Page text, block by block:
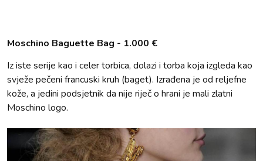
Moschino Baguette Bag - 1.000 €
Iz iste serije kao i celer torbica, dolazi i torba koja izgleda kao
svježe pečeni francuski kruh (baget). Izrađena je od reljefne
kože, a jedini podsjetnik da nije riječ o hrani je mali zlatni
Moschino logo.